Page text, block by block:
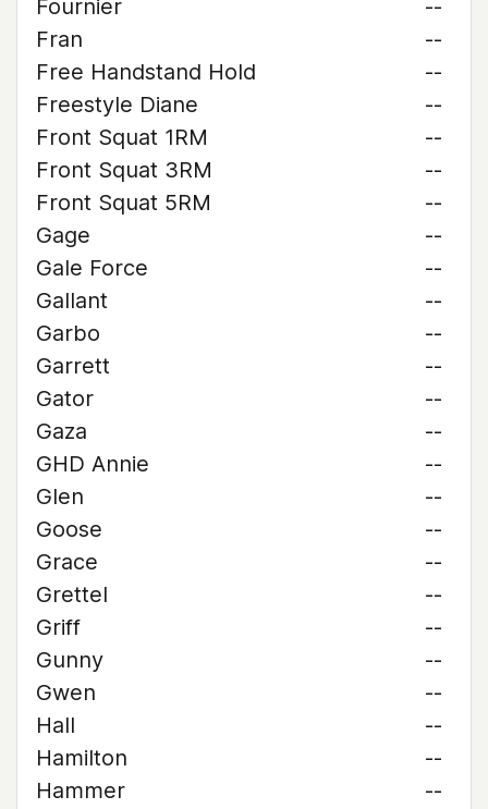
Fournier
--
Fran
--
Free Handstand Hold
--
Freestyle Diane
--
Front Squat 1RM
--
Front Squat 3RM
--
Front Squat 5RM
--
Gage
--
Gale Force
--
Gallant
--
Garbo
--
Garrett
--
Gator
--
Gaza
--
GHD Annie
--
Glen
--
Goose
--
Grace
--
Grettel
--
Griff
--
Gunny
--
Gwen
--
Hall
--
Hamilton
--
Hammer
--